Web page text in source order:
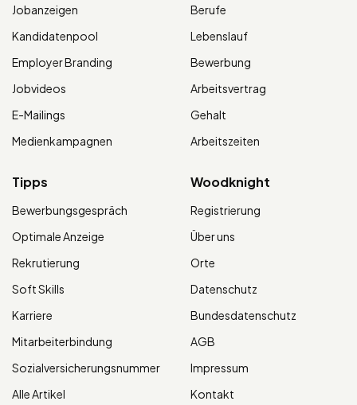
Jobanzeigen
Kandidatenpool
Employer Branding
Jobvideos
E-Mailings
Medienkampagnen
Berufe
Lebenslauf
Bewerbung
Arbeitsvertrag
Gehalt
Arbeitszeiten
Tipps
Bewerbungsgespräch
Optimale Anzeige
Rekrutierung
Soft Skills
Karriere
Mitarbeiterbindung
Sozialversicherungsnummer
Alle Artikel
Woodknight
Registrierung
Über uns
Orte
Datenschutz
Bundesdatenschutz
AGB
Impressum
Kontakt